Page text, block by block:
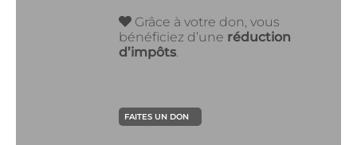
Grâce à votre don, vous
bénéficiez d’une réduction
d’impôts
FAITES UN DON